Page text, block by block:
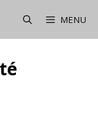
MENU